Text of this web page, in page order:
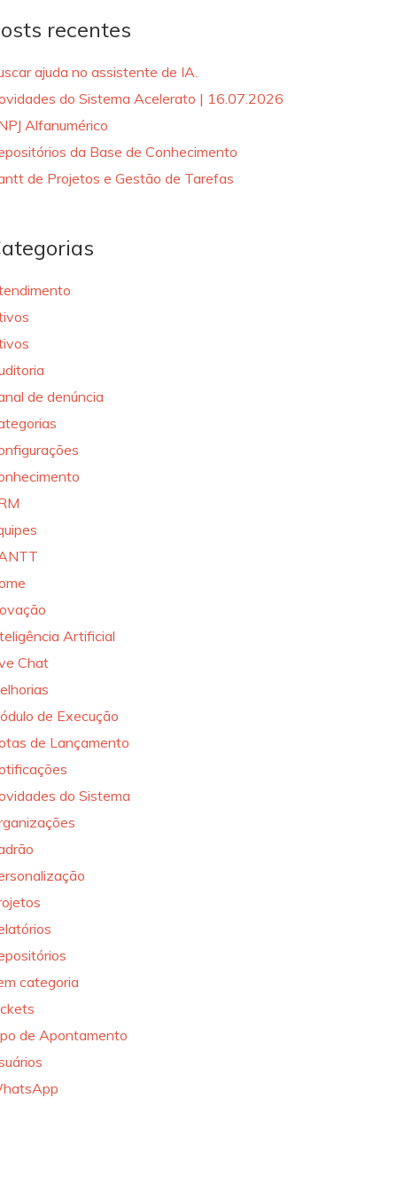
recentes
ajuda no assistente de IA.
do Sistema Acelerato | 16.07.2026
Alfanumérico
da Base de Conhecimento
de Projetos e Gestão de Tarefas
de denúncia
Artificial
Chat
de Execução
de Lançamento
do Sistema
categoria
de Apontamento